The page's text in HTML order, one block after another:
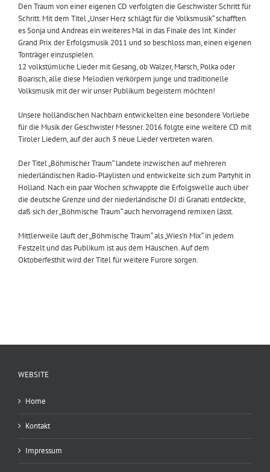
Den Traum von einer eigenen CD verfolgten die Geschwister Schritt für
Schritt. Mit dem Titel „Unser Herz schlägt für die Volksmusik“ schafften
es Sonja und Andreas ein weiteres Mal in das Finale des Int. Kinder
Grand Prix der Erfolgsmusik 2011 und so beschloss man, einen eigenen
Tonträger einzuspielen.
12 volkstümliche Lieder mit Gesang, ob Walzer, Marsch, Polka oder
Boarisch, alle diese Melodien verkörpern junge und traditionelle
Volksmusik mit der wir unser Publikum begeistern möchten!
Unsere holländischen Nachbarn entwickelten eine besondere Vorliebe
für die Musik der Geschwister Messner. 2016 folgte eine weitere CD mit
Tiroler Liedern, auf der auch 3 neue Lieder vertreten waren.
Der Titel „Böhmischer Traum“ landete inzwischen auf mehreren
niederländischen Radio-Playlisten und entwickelte sich zum Partyhit in
Holland. Nach ein paar Wochen schwappte die Erfolgswelle auch über
die deutsche Grenze und der niederländische DJ di Granati entdeckte,
daß sich der „Böhmische Traum“ auch hervorragend remixen lässt.
Mittlerweile läuft der „Böhmische Traum“ als „Wies’n Mix“ in jedem
Festzelt und das Publikum ist aus dem Häuschen. Auf dem
Oktoberfesthit wird der Titel für weitere Furore sorgen.
WEBSITE
Home
Kontakt
Impressum